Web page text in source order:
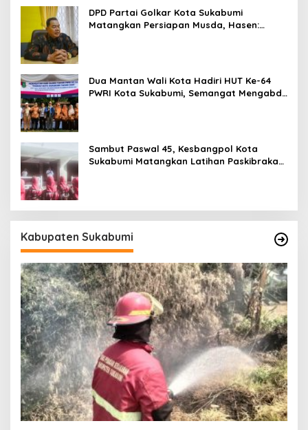
DPD Partai Golkar Kota Sukabumi
Matangkan Persiapan Musda, Hasen:
Dua Mantan Wali Kota Hadiri HUT Ke-64
PWRI Kota Sukabumi, Semangat Mengabdi
Sambut Paswal 45, Kesbangpol Kota
Sukabumi Matangkan Latihan Paskibraka
Kabupaten Sukabumi